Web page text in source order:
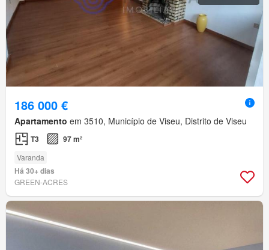
186 000 €
Apartamento em 3510, Município de Viseu, Distrito de Viseu
T3 97 m²
Varanda
Há 30+ dias
GREEN-ACRES